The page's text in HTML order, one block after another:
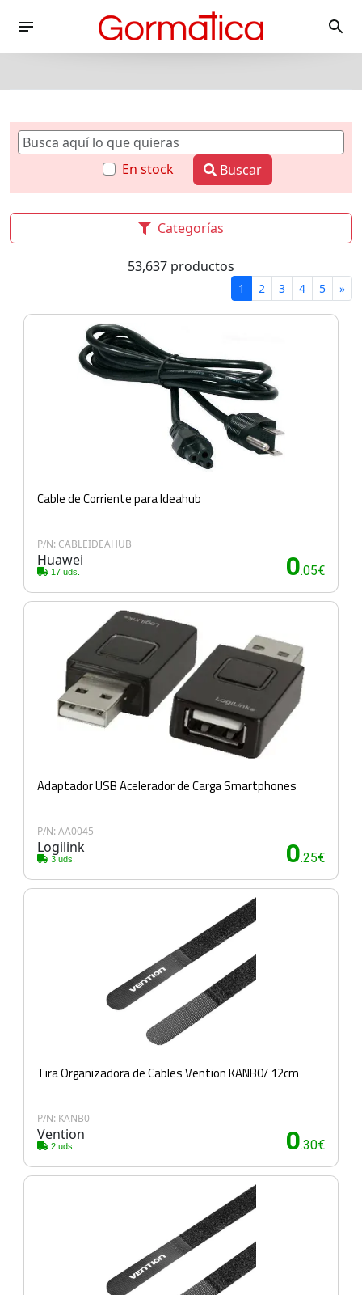
En stock Buscar
Categorías
53,637 productos
1 2 3 4 5 »
Cable de Corriente para Ideahub
P/N: CABLEIDEAHUB
Huawei
17 uds. 0.05€
Adaptador USB Acelerador de Carga Smartphones
P/N: AA0045
Logilink
3 uds. 0.25€
Tira Organizadora de Cables Vention KANB0/ 12cm
P/N: KANB0
Vention
2 uds. 0.30€